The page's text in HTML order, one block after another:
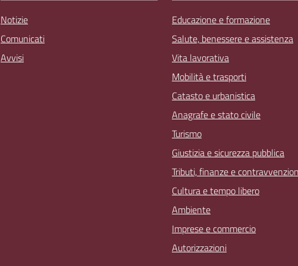
Notizie
Comunicati
Avvisi
Educazione e formazione
Salute, benessere e assistenza
Vita lavorativa
Mobilità e trasporti
Catasto e urbanistica
Anagrafe e stato civile
Turismo
Giustizia e sicurezza pubblica
Tributi, finanze e
Cultura e tempo libero
Ambiente
Imprese e commercio
Autorizzazioni